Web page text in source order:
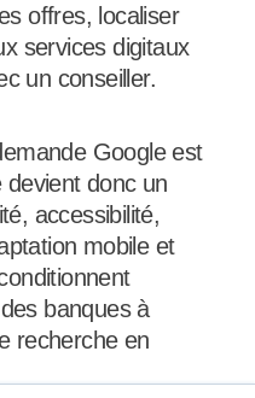
offres, localiser
services digitaux
un conseiller.
Google est
devient donc un
accessibilité,
mobile et
banques à
recherche en